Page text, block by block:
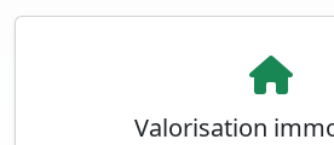
Valorisation